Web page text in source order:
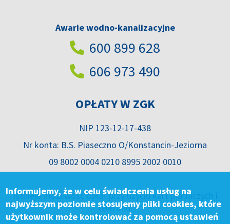
Informujemy, że w celu świadczenia usług na
najwyższym poziomie stosujemy pliki cookies, które
użytkownik może kontrolować za pomocą ustawień
Awarie wodno-kanalizacyjne
600 899 628
606 973 490
OPŁATY W ZGK
NIP 123-12-17-438
Nr konta: B.S. Piaseczno O/Konstancin-Jeziorna
09 8002 0004 0210 8995 2002 0010
Istnieje możliwość opłat przy użyciu kart płatniczych i
telefonu.